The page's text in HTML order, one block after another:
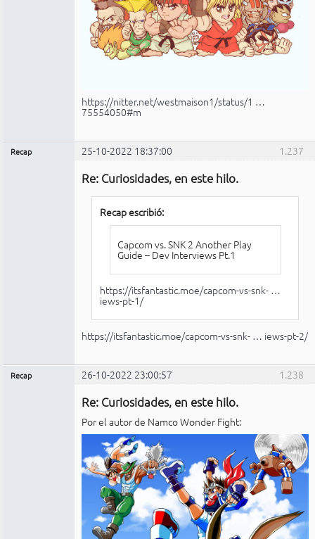
https://nitter.net/westmaison1/status/1 …
75554050#m
1.237
Recap 25-10-2022 18:37:00
Re: Curiosidades, en este hilo.
Recap escribió:
Capcom vs. SNK 2 Another Play
Guide – Dev Interviews Pt.1
https://itsfantastic.moe/capcom-vs-snk- …
iews-pt-1/
https://itsfantastic.moe/capcom-vs-snk- … iews-pt-2/
1.238
Recap 26-10-2022 23:00:57
Re: Curiosidades, en este hilo.
Por el autor de Namco Wonder Fight: